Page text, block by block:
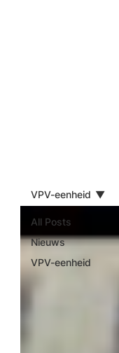
All Posts
Nieuws
VPV-eenheid
VPV-eenheid